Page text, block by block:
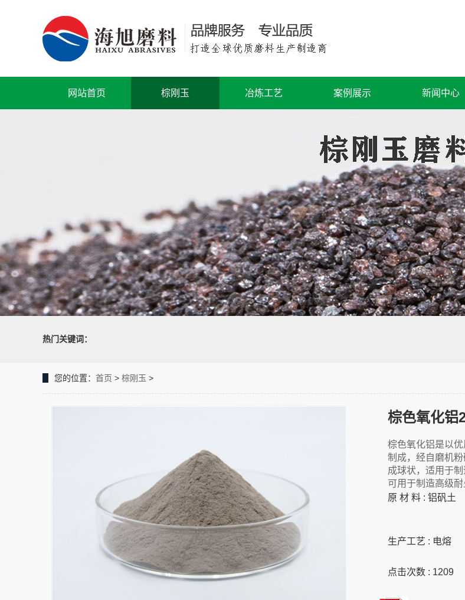
网站首页 棕刚玉 冶炼工艺 案例展示 新闻中心
热门关键词：
您的位置： 首页 > 棕刚玉 >
棕色氧化铝是以
制成，经自磨机
成球状，适用于
可用于制造高级耐
原 材 料 : 铝矾土
生产工艺 : 电熔
点击次数 : 1209